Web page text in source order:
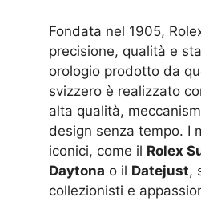
Fondata nel 1905,
precisione, qualità e
orologio prodotto da
svizzero è realizzato
alta qualità,
design senza tempo. I
iconici, come il Rolex
Daytona o il Datejust,
collezionisti e